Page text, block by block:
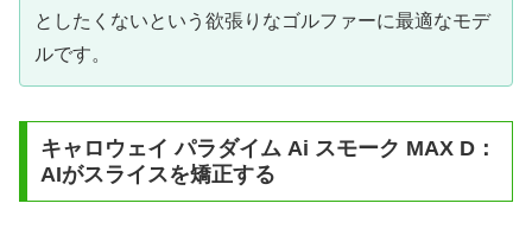
としたくないという欲張りなゴルファーに最適なモデ
ルです。
キャロウェイ パラダイム Ai スモーク MAX D：
AIがスライスを矯正する